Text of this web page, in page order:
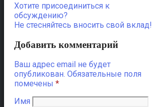
Хотите присоединиться к
обсуждению?
Не стесняйтесь вносить свой вклад!
Добавить комментарий
Ваш адрес email не будет
опубликован. Обязательные поля
помечены *
Имя